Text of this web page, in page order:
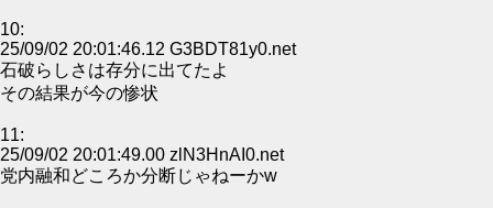
10:
25/09/02 20:01:46.12 G3BDT81y0.net
石破らしさは存分に出てたよ
その結果が今の惨状
11:
25/09/02 20:01:49.00 zlN3HnAI0.net
党内融和どころか分断じゃねーかw